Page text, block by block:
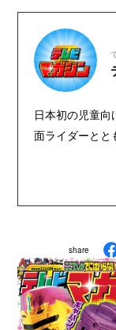
日本初の児童
面ライダーとと
細は、
ル』で配信中
雑誌です。 【
Instagram：＠
share